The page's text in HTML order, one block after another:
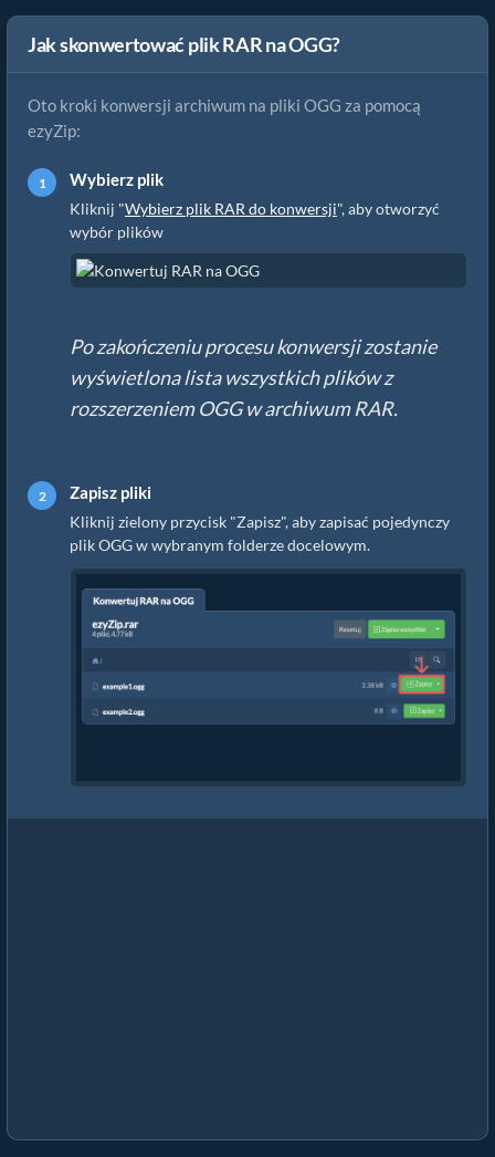
Jak skonwertować plik RAR na OGG?
Oto kroki konwersji archiwum na pliki OGG za pomocą
ezyZip:
Wybierz plik
Kliknij "Wybierz plik RAR do konwersji", aby otworzyć
wybór plików
Po zakończeniu procesu konwersji zostanie
wyświetlona lista wszystkich plików z
rozszerzeniem OGG w archiwum RAR.
Zapisz pliki
Kliknij zielony przycisk "Zapisz", aby zapisać pojedynczy
plik OGG w wybranym folderze docelowym.